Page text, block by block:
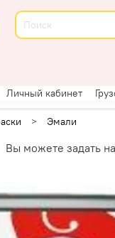
Личный кабинет
Эмали
Вы можете задать